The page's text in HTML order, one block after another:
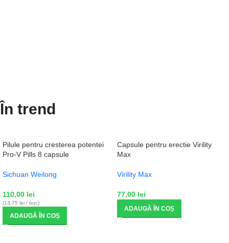
În trend
Pilule pentru cresterea potentei
Pro-V Pills 8 capsule
Sichuan Weilong
110,00 lei
(13,75 lei / buc)
ADAUGĂ ÎN COȘ
Capsule pentru erectie Virility
Max
Virility Max
77,00 lei
ADAUGĂ ÎN COȘ